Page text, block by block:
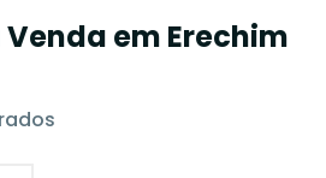
em Erechim